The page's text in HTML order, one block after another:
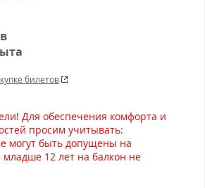
билетов
Для обеспечения комфорта и
просим учитывать:
могут быть допущены на
младше 12 лет на балкон не